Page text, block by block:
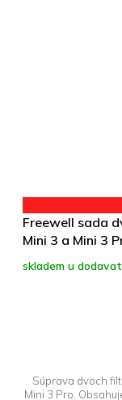
Freewell sada
Mini 3 a Mini 3
skladem u
Súprava dvoch
Mini 3 Pro.